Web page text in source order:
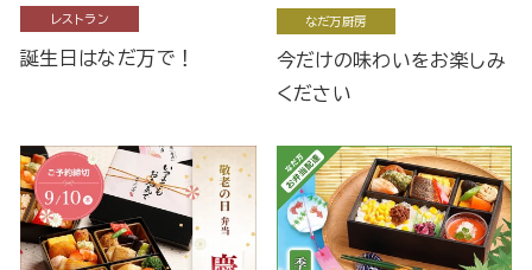
レストラン
誕生日はなだ万で！
なだ万厨房
今だけの味わいをお楽しみ
ください